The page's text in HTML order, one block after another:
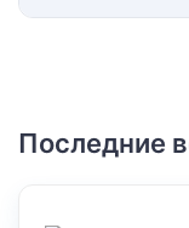
Последние